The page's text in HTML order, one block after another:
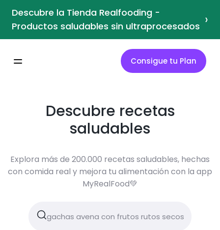
Descubre la Tienda Realfooding -
Productos saludables sin ultraprocesados ›
Consigue tu Plan
Descubre recetas
saludables
Explora más de 200.000 recetas saludables, hechas
con comida real y mejora tu alimentación con la app
MyRealFood💚